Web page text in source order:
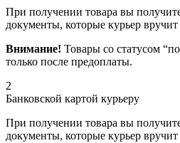
При получении товара вы
документы, которые курьер вручит
Внимание! Товары со статусом
только после предоплаты.
2
Банковской картой курьеру
При получении товара вы
документы, которые курьер вручит